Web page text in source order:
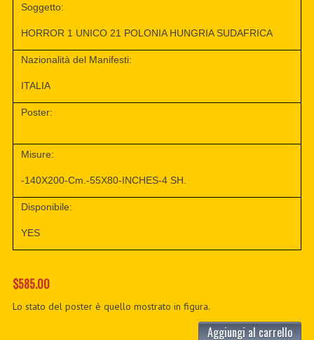
Soggetto:
HORROR 1 UNICO 21 POLONIA HUNGRIA SUDAFRICA
Nazionalità del Manifesti:
ITALIA
Poster:
Misure:
-140X200-Cm.-55X80-INCHES-4 SH.
Disponibile:
YES
$585.00
Lo stato del poster è quello mostrato in figura.
Aggiungi al carrello